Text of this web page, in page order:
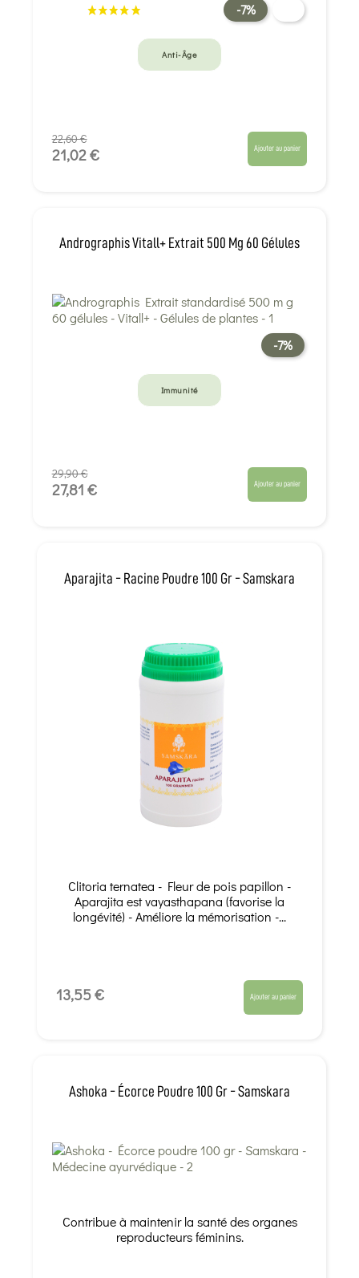
-7%
Anti-Âge
22,60 €
21,02 € Ajouter au panier
Andrographis Vitall+ Extrait 500 Mg 60 Gélules
-7%
Immunité
29,90 €
27,81 € Ajouter au panier
Aparajita - Racine Poudre 100 Gr - Samskara
Clitoria ternatea - Fleur de pois papillon -
Aparajita est vayasthapana (favorise la
longévité) - Améliore la mémorisation -...
13,55 € Ajouter au panier
Ashoka - Écorce Poudre 100 Gr - Samskara
Contribue à maintenir la santé des organes
reproducteurs féminins.